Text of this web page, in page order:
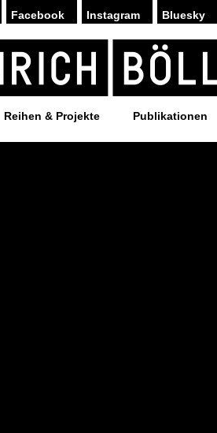
Facebook Instagram Bluesky
Reihen & Projekte Publikationen